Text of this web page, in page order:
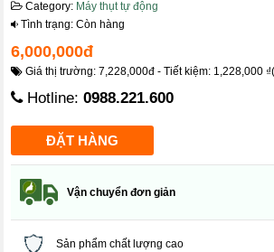
Category: Máy thụt tự động
Tình trạng: Còn hàng
6,000,000đ
Giá thị trường: 7,228,000đ - Tiết kiệm: 1,228,000
Hotline:0988.221.600
Vận chuyển đơn giản
Sản phẩm chất lượng cao